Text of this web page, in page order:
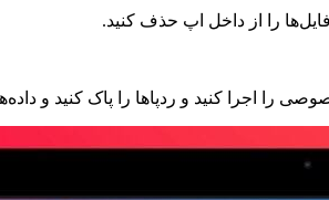
را از داخل اپ حذف کنید.
را اجرا کنید و ردپاها را پاک کنید و